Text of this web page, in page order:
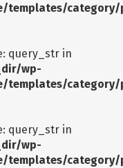
templates/
query_str in
wp-
templates/
query_str in
wp-
templates/